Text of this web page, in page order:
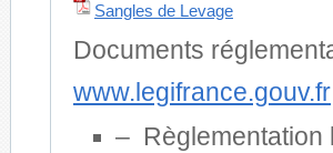
Sangles de Levage
Documents
www.legifrance.gouv.fr
– Règlementation